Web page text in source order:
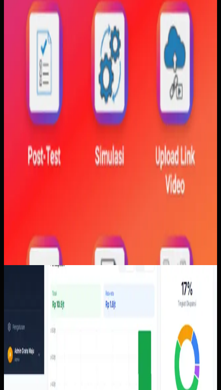
visualisasi gerak, dan grafik yang berubah langsung saat
variabel diubah. Dengan begitu, mahasiswa bisa melihat
hubungan antara teori dan simulasi secara lebih konkret.
Baca studi kasus
Properti Pemesanan
Properti Pemesanan
Sebelumnya
Pengelolaan properti perlu membaca status unit,
pemesanan, tenant, tagihan, kontrak, dan pendapatan
dalam satu konteks operasional yang tidak
membingungkan.